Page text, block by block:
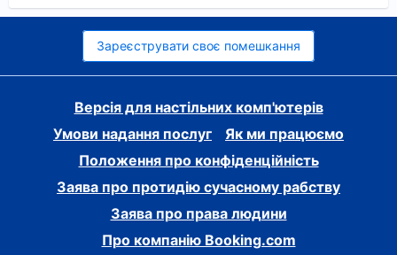
Зареєструвати своє помешкання
Версія для настільних комп'ютерів
Умови надання послуг
Як ми працюємо
Положення про конфіденційність
Заява про протидію сучасному рабству
Заява про права людини
Про компанію Booking.com